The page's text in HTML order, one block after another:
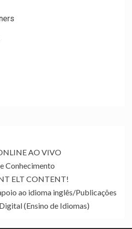
AO VIVO
Conhecimento
ELT CONTENT!
ao idioma inglês/Publicações
(Ensino de Idiomas)